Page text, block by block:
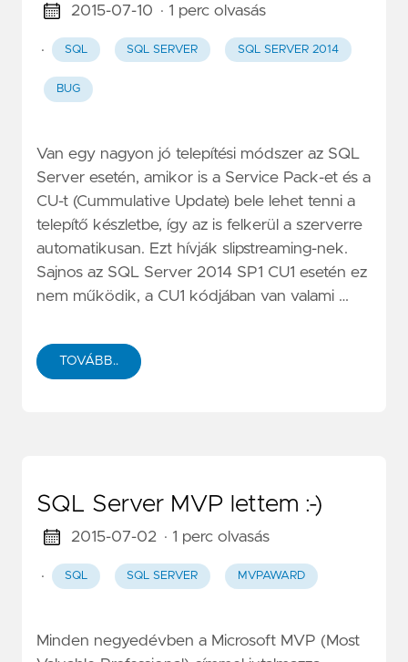
2015-07-10 · 1 perc olvasás
· SQL SQL SERVER SQL SERVER 2014
BUG
Van egy nagyon jó telepítési módszer az SQL
Server esetén, amikor is a Service Pack-et és a
CU-t (Cummulative Update) bele lehet tenni a
telepítő készletbe, így az is felkerül a szerverre
automatikusan. Ezt hívják slipstreaming-nek.
Sajnos az SQL Server 2014 SP1 CU1 esetén ez
nem működik, a CU1 kódjában van valami …
TOVÁBB..
SQL Server MVP lettem :-)
2015-07-02 · 1 perc olvasás
· SQL SQL SERVER MVPAWARD
Minden negyedévben a Microsoft MVP (Most